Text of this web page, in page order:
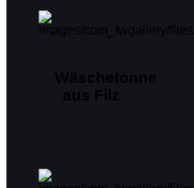
Wäschetonne
aus Filz